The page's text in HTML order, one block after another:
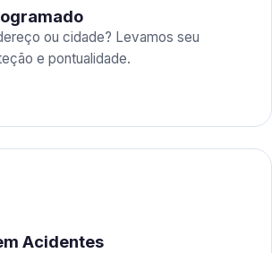
ou cidade? Levamos seu
e pontualidade.
Acidentes